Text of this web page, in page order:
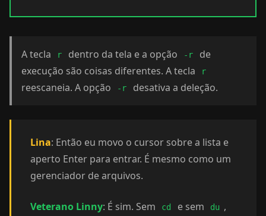
A tecla r dentro da tela e a opção -r
de
execução são coisas diferentes. A tecla
r
reescaneia. A opção -r desativa a deleção.
Lina: Então eu movo o cursor sobre a lista e
aperto Enter para entrar. É mesmo como um
gerenciador de arquivos.
Veterano Linny: É sim. Sem cd e sem du ,